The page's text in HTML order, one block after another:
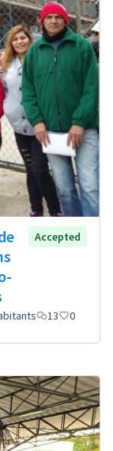
Accepted
13 0